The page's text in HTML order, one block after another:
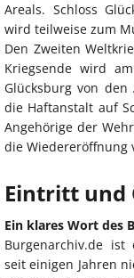
Areals. Schloss
wird teilweise zum
Den Zweiten
Kriegsende wird
Glücksburg von
die Haftanstalt auf
Angehörige der
die Wiedereröffnung
Eintritt und
Ein klares Wort des
Burgenarchiv.de ist
seit einigen Jahren